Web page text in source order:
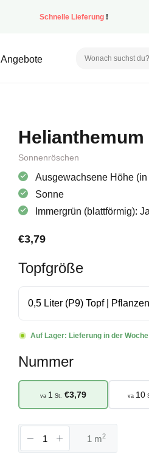
Schnelle Lieferung !
Angebote
Sonnenröschen
Ausgewachsene Höhe (in
Sonne
Immergrün (blattförmig): Ja
€3,79
Topfgröße
Auf Lager: Lieferung in der
Nummer
va 1 St. €3,79 va 10
Helianthemum
m2